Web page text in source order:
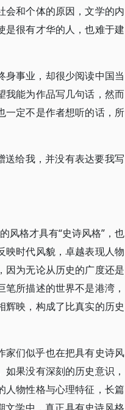
会和个体的原因，文学的内
是很有才华的人，也难于建
身事业，却很少阅读中国当
我能为作品写几句话，然而
一定不是作者想听的话，所
给我，并没有表达要我写
风格才具有“史诗风格”，也
映时代风貌，卓越表现人物
因为无论从历史的广度还是
所描述的世界不是港湾，
辉映，构成了比真实的历史
家们似乎也在把具有史诗风
果没有深刻的历史意识，
人物性格与心理特征，长篇